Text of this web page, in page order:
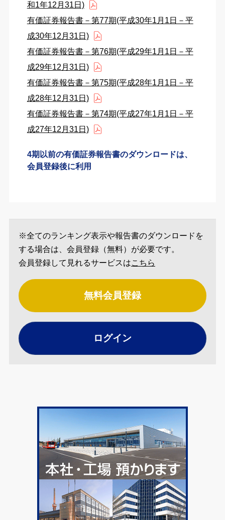
和1年12月31日)
有価証券報告書－第77期(平成30年1月1日－平
成30年12月31日)
有価証券報告書－第76期(平成29年1月1日－平
成29年12月31日)
有価証券報告書－第75期(平成28年1月1日－平
成28年12月31日)
有価証券報告書－第74期(平成27年1月1日－平
成27年12月31日)
4期以前の有価証券報告書のダウンロードは、
会員登録後に利用
※全てのランキング表示や報告書のダウンロードを
する場合は、会員登録（無料）が必要です。
会員登録して見れるサービスはこちら
無料会員登録
ログイン